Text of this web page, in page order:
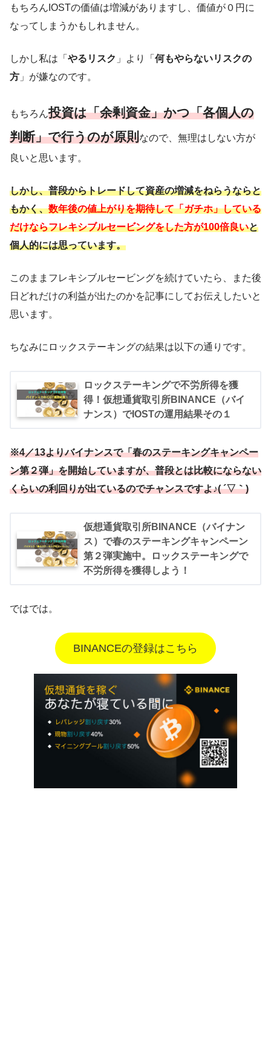
もちろんIOSTの価値は増減がありますし、価値が０円に
なってしまうかもしれません。
しかし私は「 やるリスク 」より「 何もやらないリスクの
方 」が嫌なのです。
もちろん投資は「余剰資金」かつ「各個人の
判断」で行うのが原則なので、無理はしない方が
良いと思います。
しかし、普段からトレードして資産の増減をねらうならと
もかく、数年後の値上がりを期待して「ガチホ」している
だけならフレキシブルセービングをした方が100倍良いと
個人的には思っています。
このままフレキシブルセービングを続けていたら、また後
日どれだけの利益が出たのかを記事にしてお伝えしたいと
思います。
ちなみにロックステーキングの結果は以下の通りです。
ロックステーキングで不労所得を獲
得！仮想通貨取引所BINANCE（バイ
ナンス）でIOSTの運用結果その１
※4／13よりバイナンスで「春のステーキングキャンペー
ン第２弾」を開始していますが、普段とは比較にならない
くらいの利回りが出ているのでチャンスですよ♪( ´▽｀)
仮想通貨取引所BINANCE（バイナン
ス）で春のステーキングキャンペーン
第２弾実施中。ロックステーキングで
不労所得を獲得しよう！
ではでは。
BINANCEの登録はこちら